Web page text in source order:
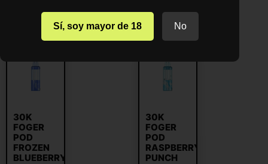
30K
FOGER
POD
FROZEN
BLUEBERRYS
30K
FOGER
POD
RASPBERRY
PUNCH
Sí, soy mayor de 18 No